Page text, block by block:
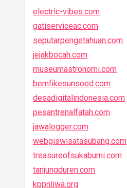
electric-vibes.com
gatiserviceac.com
seputarpengetahuan.com
jejakbocah.com
museumastronomi.com
bemfikesunsoed.com
desadigitalindonesia.com
pesantrenalfatah.com
jawalogger.com
webgiswisatasubang.com
treasureofsukabumi.com
tanjungduren.com
kppnliwa.org